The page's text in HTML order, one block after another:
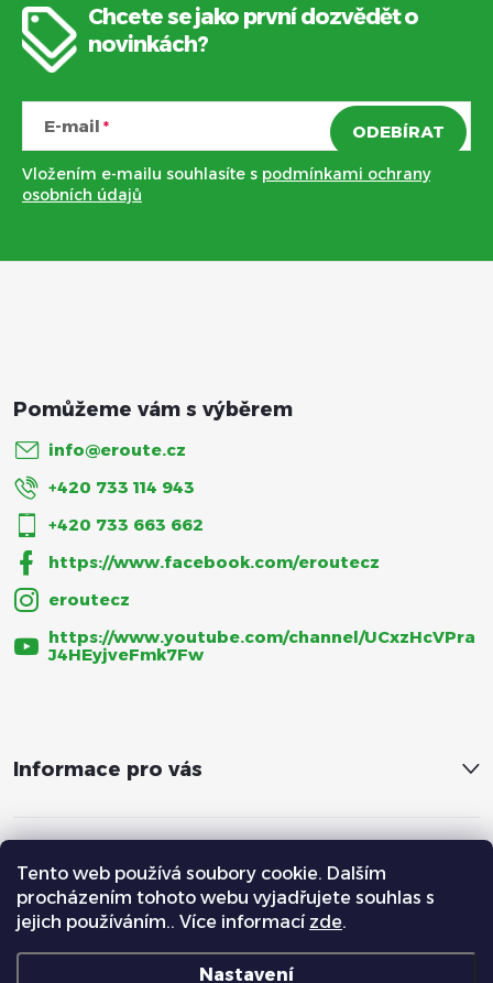
Tento web používá soubory cookie. Dalším
procházením tohoto webu vyjadřujete souhlas s
jejich používáním.. Více informací zde.
Nastavení
i
u
Z
á
p
a
t
Chcete se jako první dozvědět o
novinkách?
E-mail
Vložením e-mailu souhlasíte s podmínkami ochrany
osobních údajů
ODEBÍRAT
info@eroute.cz
+420 733 114 943
+420 733 663 662
https://www.facebook.com/eroutecz
eroutecz
https://www.youtube.com/channel/UCxzHcVPra
J4HEyjveFmk7Fw
Informace pro vás